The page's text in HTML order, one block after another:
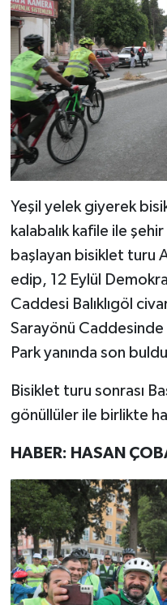
Yeşil yelek giyerek
kalabalık kafile ile
başlayan bisiklet turu
edip, 12 Eylül
Caddesi Balıklıgöl
Sarayönü
Park yanında son
Bisiklet turu sonrası
gönüllüler ile birlikte
HABER: HASAN